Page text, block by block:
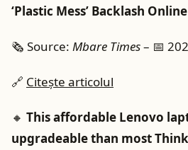
‘Plastic Mess’ Backlash Online
🗞️ Source: Mbare Times– 📅
🔗 Citește articolul
🔸 This affordable Lenovo
upgradeable than most